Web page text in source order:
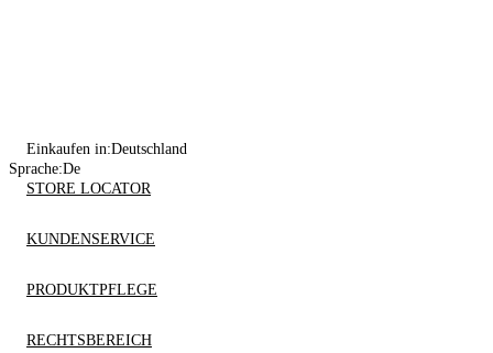
Einkaufen in:Deutschland
Sprache:De
STORE LOCATOR
KUNDENSERVICE
PRODUKTPFLEGE
RECHTSBEREICH